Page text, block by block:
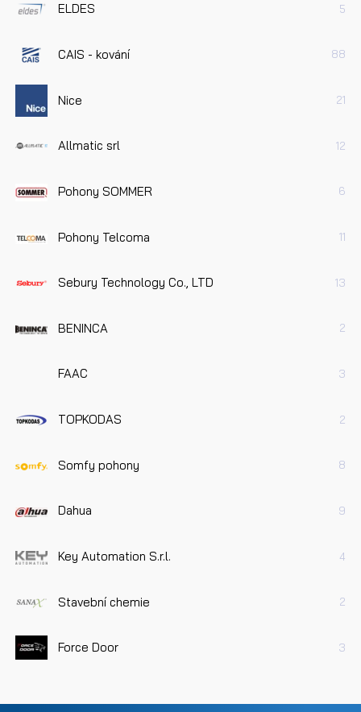
ELDES 5
CAIS - kování 88
Nice 21
Allmatic srl 12
Pohony SOMMER 6
Pohony Telcoma 11
Sebury Technology Co., LTD 13
BENINCA 2
FAAC 3
TOPKODAS 2
Somfy pohony 8
Dahua 9
Key Automation S.r.l. 4
Stavební chemie 2
Force Door 3